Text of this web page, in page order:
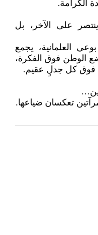
الكرامة.
على الآخر، بل
العلمانية، يجمع
الوطن فوق الفكرة،
فوق كل جدلٍ عقيم.
تعكسان ضياعها.